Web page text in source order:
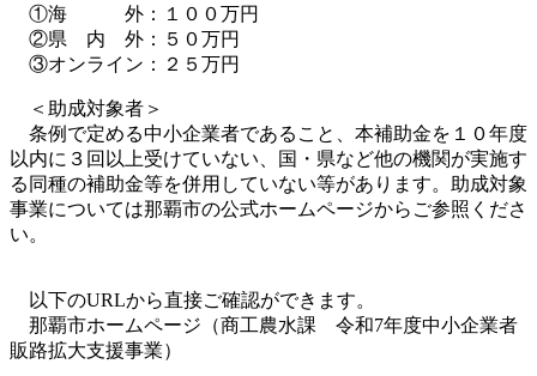
①海 外：１００万円
②県 内 外：５０万円
③オンライン：２５万円
＜助成対象者＞
条例で定める中小企業者であること、本補助金を１０年度
以内に３回以上受けていない、国・県など他の機関が実施す
る同種の補助金等を併用していない等があります。助成対象
事業については那覇市の公式ホームページからご参照くださ
い。
以下のURLから直接ご確認ができます。
那覇市ホームページ（商工農水課 令和7年度中小企業者
販路拡大支援事業）